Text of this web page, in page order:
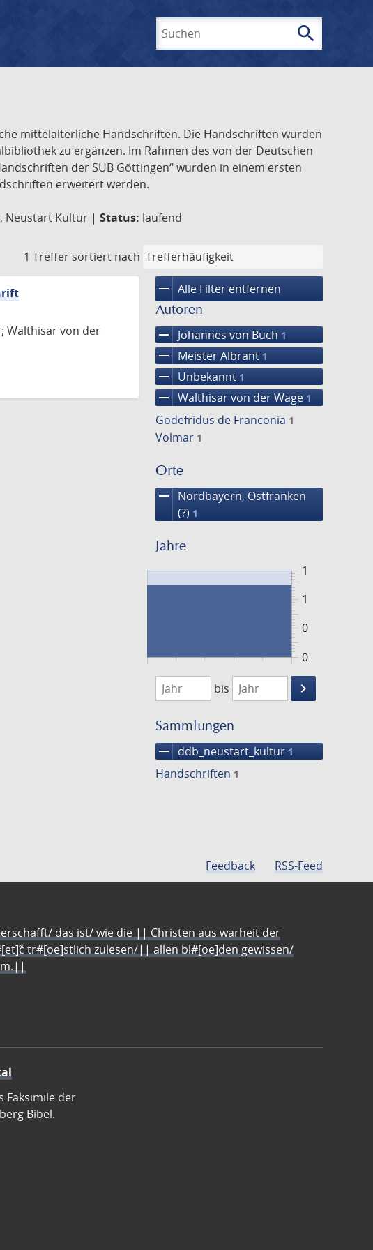
search
mittelalterliche Handschriften. Die Handschriften wurden
zu ergänzen. Im Rahmen des von der Deutschen
der SUB Göttingen“ wurden in einem ersten
erweitert werden.
Neustart Kultur | Status: laufend
1 Treffer sortiert nach
remove Alle Filter entfernen
Autoren
remove Johannes von Buch 1
remove Meister Albrant 1
remove Unbekannt 1
remove Walthisar von der Wage 1
Godefridus de Franconia 1
Volmar 1
Orte
remove
Nordbayern, Ostfranken
(?) 1
Jahre
0
1
0
1
1474
1475
bis
keyboard_arrow_right
Suche
Sammlungen
remove ddb_neustart_kultur 1
Handschriften 1
Walthisar von der
Feedback RSS-Feed
das ist/ wie die || Christen aus warheit der
tr#[oe]stlich zulesen/|| allen bl#[oe]den gewissen/
Faksimile der
Bibel.